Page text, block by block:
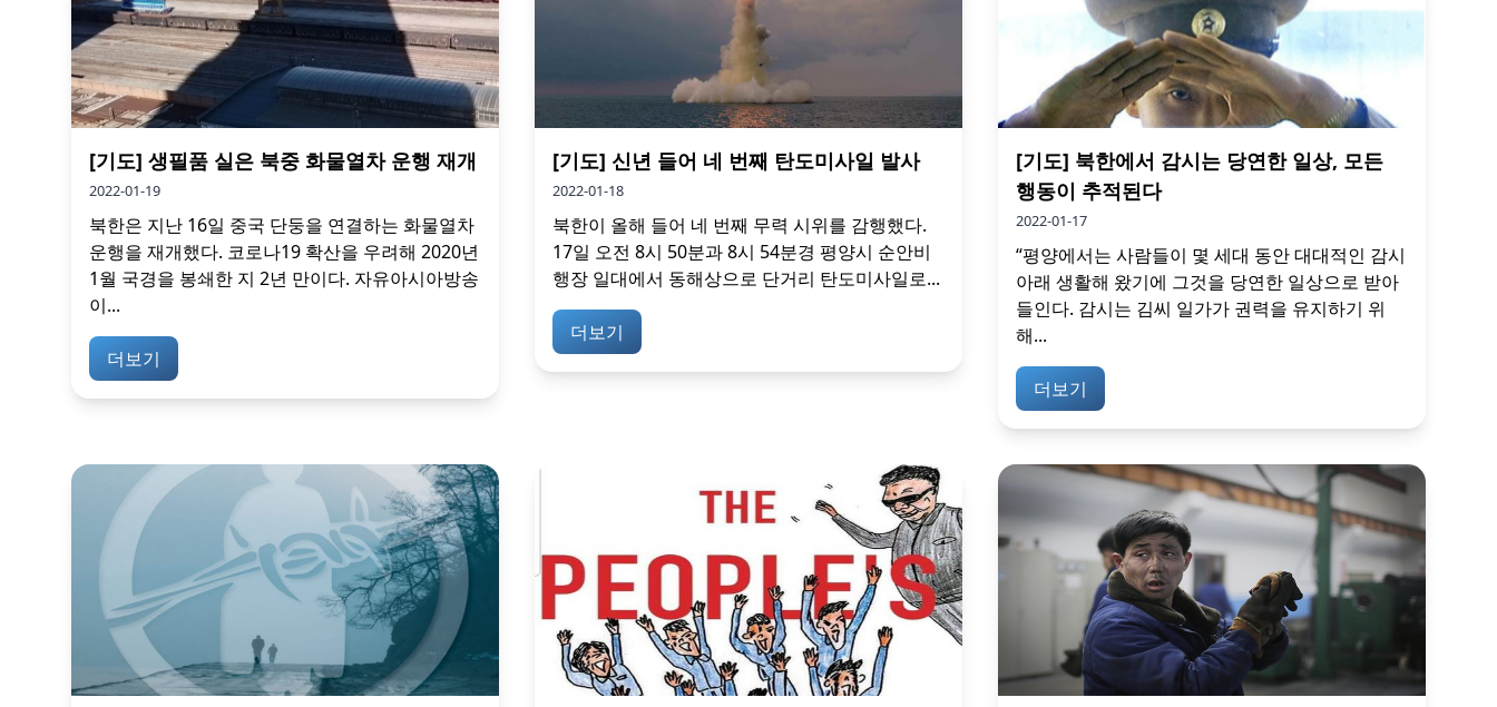
[기도] 생필품 실은 북중 화물열차 운행 재개
2022-01-19
북한은 지난 16일 중국 단둥을 연결하는 화물열차
운행을 재개했다. 코로나19 확산을 우려해 2020년
1월 국경을 봉쇄한 지 2년 만이다. 자유아시아방송
이...
더보기
[기도] 신년 들어 네 번째 탄도미사일 발사
2022-01-18
북한이 올해 들어 네 번째 무력 시위를 감행했다.
17일 오전 8시 50분과 8시 54분경 평양시 순안비
행장 일대에서 동해상으로 단거리 탄도미사일로...
더보기
[기도] 북한에서 감시는 당연한 일상, 모든
행동이 추적된다
2022-01-17
“평양에서는 사람들이 몇 세대 동안 대대적인 감시
아래 생활해 왔기에 그것을 당연한 일상으로 받아
들인다. 감시는 김씨 일가가 권력을 유지하기 위
해...
더보기